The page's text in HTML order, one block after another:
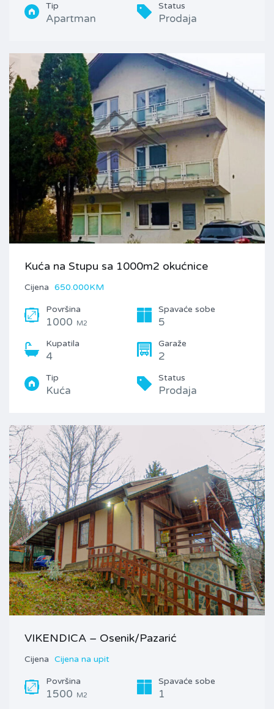
Tip
Apartman
Status
Prodaja
Kuća na Stupu sa 1000m2 okućnice
Cijena 650.000KM
Površina
1000 M2
Spavaće sobe
5
Kupatila
4
Garaže
2
Tip
Kuća
Status
Prodaja
VIKENDICA – Osenik/Pazarić
Cijena Cijena na upit
Površina
1500 M2
Spavaće sobe
1